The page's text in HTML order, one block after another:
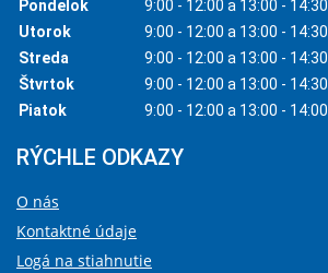
Pondelok
9:00 - 12:00 a 13:00 - 14:30
Utorok
9:00 - 12:00 a 13:00 - 14:30
Streda
9:00 - 12:00 a 13:00 - 14:30
Štvrtok
9:00 - 12:00 a 13:00 - 14:30
Piatok
9:00 - 12:00 a 13:00 - 14:00
RÝCHLE ODKAZY
O nás
Kontaktné údaje
Logá na stiahnutie